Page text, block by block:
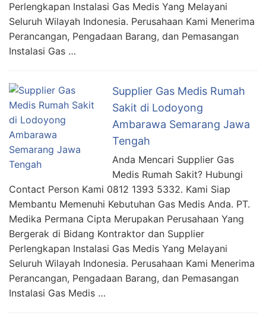
Perlengkapan Instalasi Gas Medis Yang Melayani
Seluruh Wilayah Indonesia. Perusahaan Kami Menerima
Perancangan, Pengadaan Barang, dan Pemasangan
Instalasi Gas …
Supplier Gas Medis Rumah
Sakit di Lodoyong
Ambarawa Semarang Jawa
Tengah
Anda Mencari Supplier Gas
Medis Rumah Sakit? Hubungi
Contact Person Kami 0812 1393 5332. Kami Siap
Membantu Memenuhi Kebutuhan Gas Medis Anda. PT.
Medika Permana Cipta Merupakan Perusahaan Yang
Bergerak di Bidang Kontraktor dan Supplier
Perlengkapan Instalasi Gas Medis Yang Melayani
Seluruh Wilayah Indonesia. Perusahaan Kami Menerima
Perancangan, Pengadaan Barang, dan Pemasangan
Instalasi Gas Medis …